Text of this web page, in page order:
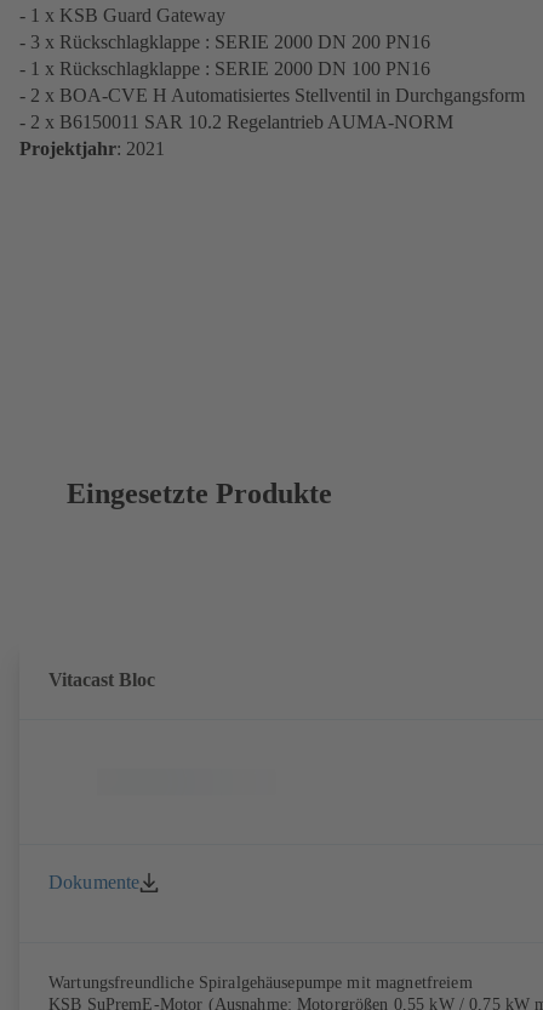
- 1 x KSB Guard Gateway
- 3 x Rückschlagklappe : SERIE 2000 DN 200 PN16
- 1 x Rückschlagklappe : SERIE 2000 DN 100 PN16
- 2 x BOA-CVE H Automatisiertes Stellventil in Durchgangsform
- 2 x B6150011 SAR 10.2 Regelantrieb AUMA-NORM
Projektjahr: 2021
Eingesetzte Produkte
Vitacast Bloc
Dokumente
Wartungsfreundliche Spiralgehäusepumpe mit magnetfreiem
KSB SuPremE-Motor (Ausnahme: Motorgrößen 0,55 kW / 0,75 kW